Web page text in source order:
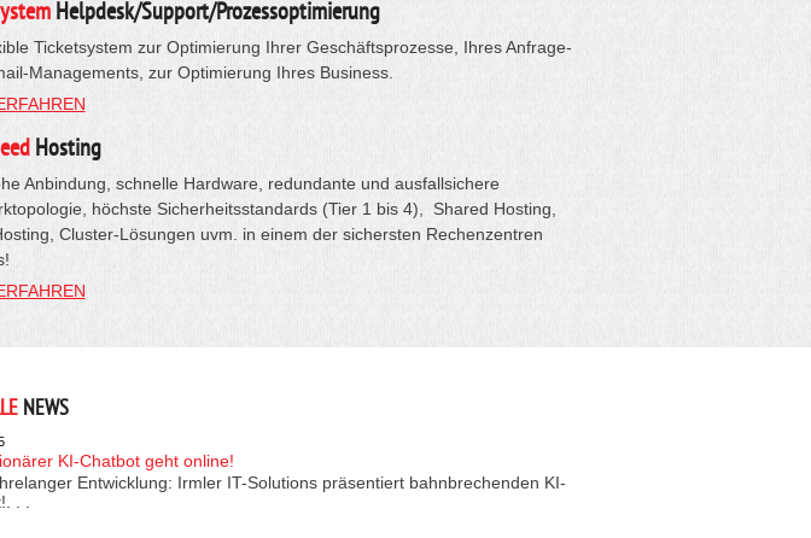
Helpdesk/Support/Prozessoptimierung
Ticketsystem zur Optimierung Ihrer Geschäftsprozesse, Ihres Anfrage-
Managements, zur Optimierung Ihres Business.
Hosting
Anbindung, schnelle Hardware, redundante und ausfallsichere
höchste Sicherheitsstandards (Tier 1 bis 4), Shared Hosting,
Cluster-Lösungen uvm. in einem der sichersten Rechenzentren
NEWS
KI-Chatbot geht online!
Entwicklung: Irmler IT-Solutions präsentiert bahnbrechenden KI-
. .